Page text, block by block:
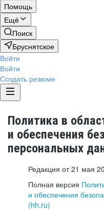
Помощь
Ещё
Поиск
Бруснятское
Войти
Войти
Создать резюме
Политика в
и обеспечения
персональных
Редакция от 21 мая
Полная версия
и обеспечения
(hh.ru)